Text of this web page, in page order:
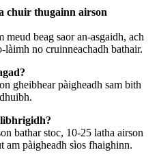
chuir thugainn airson
beag saor an-asgaidh, ach
làimh no cruinneachadh bathair.
gheibhear pàigheadh ​​sam bith
bathar stoc, 10-25 latha airson
am pàigheadh ​​​​sìos fhaighinn.